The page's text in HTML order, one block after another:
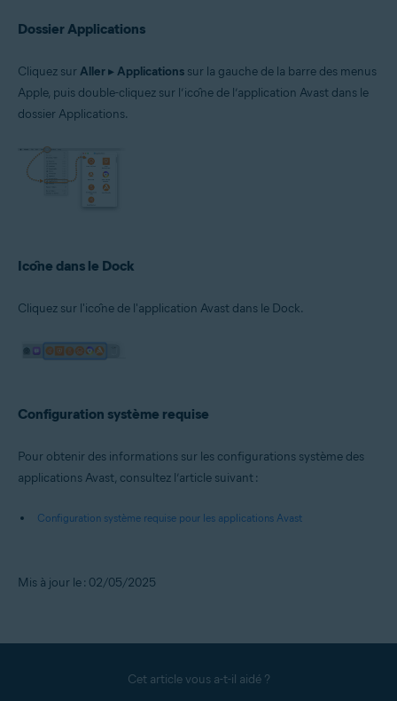
Dossier Applications
Cliquez surAller▸Applications sur la gauche de la barre des menus
Apple, puis double-cliquez sur l’icône de l’application Avast dans le
dossier Applications.
Icône dans le Dock
Cliquez sur l'icône de l'application Avast dans le Dock.
Configuration système requise
Pour obtenir des informations sur les configurations système des
applications Avast, consultez l’article suivant :
Configuration système requise pour les applications Avast
Mis à jour le : 02/05/2025
Cet article vous a-t-il aidé ?